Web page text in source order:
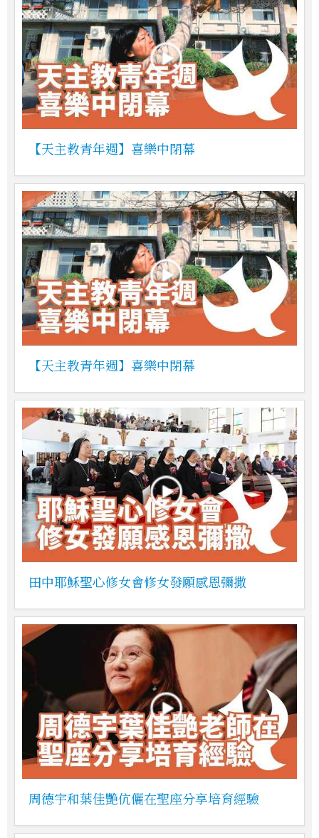
【天主教青年週】喜樂中閉幕
【天主教青年週】喜樂中閉幕
田中耶穌聖心修女會修女發願感恩彌撒
周德宇和葉佳艷伉儷在聖座分享培育經驗